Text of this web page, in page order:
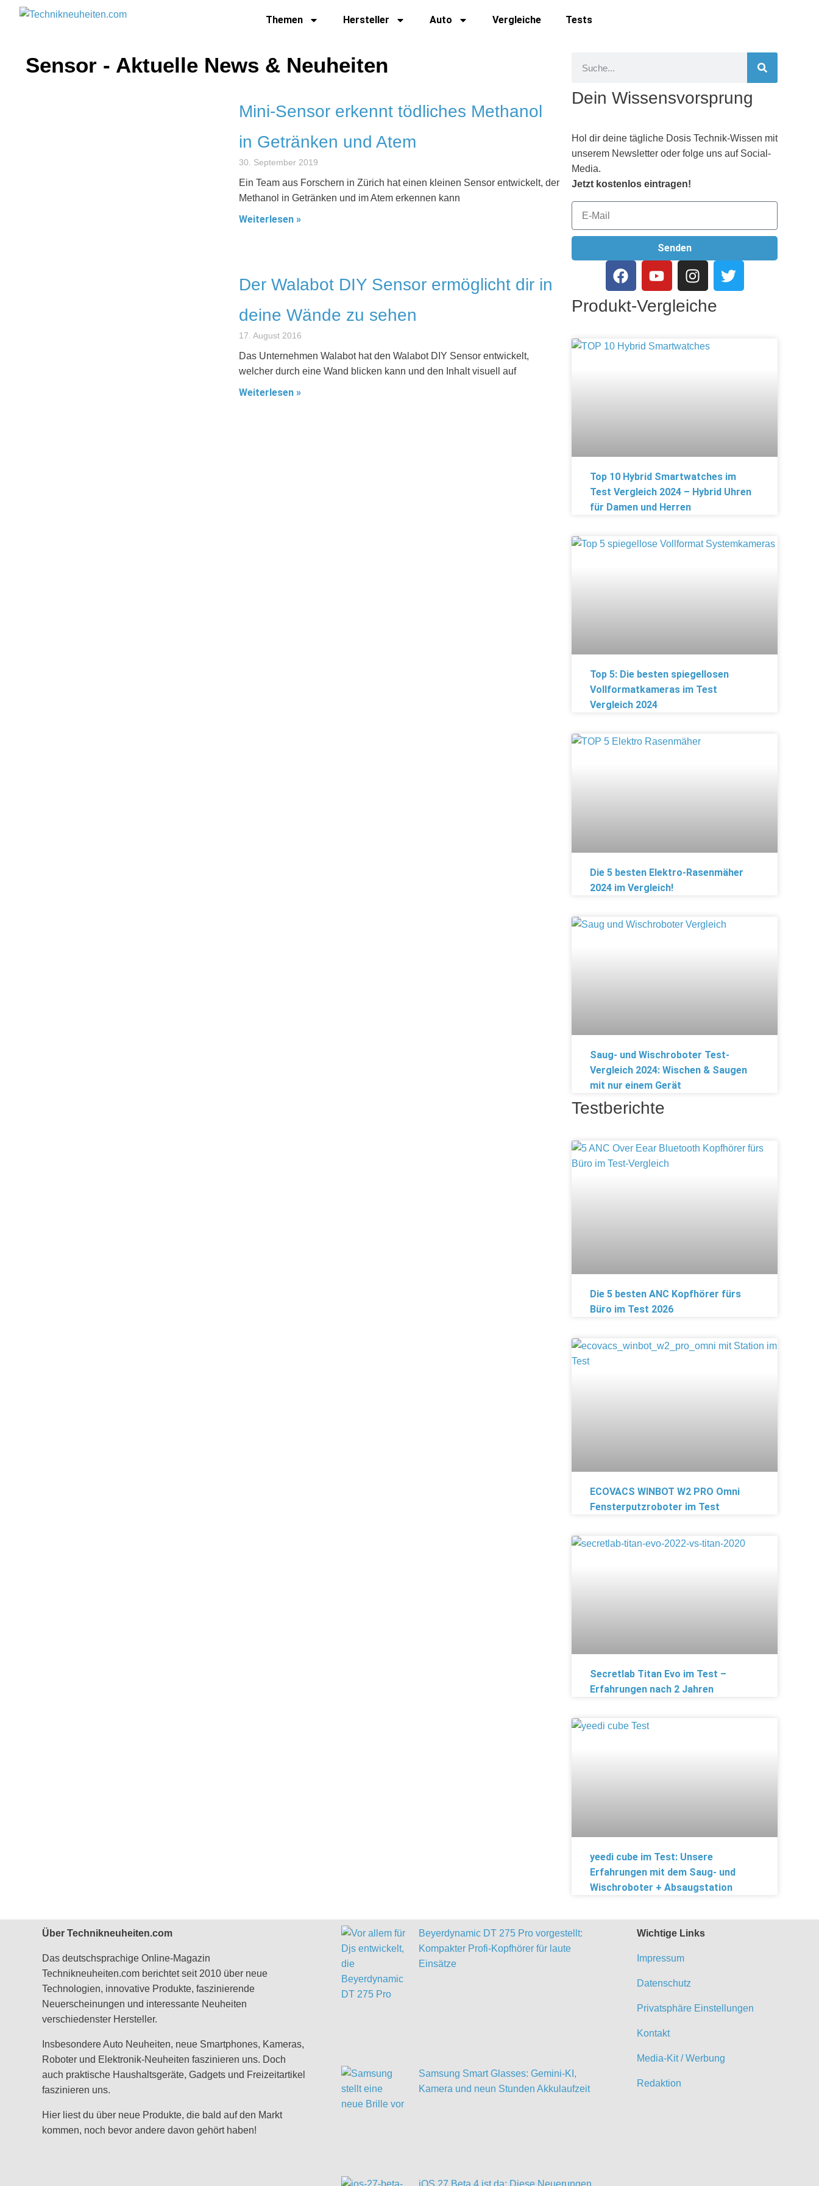
Themen Hersteller Auto Vergleiche Tests
Sensor - Aktuelle News & Neuheiten
Mini-Sensor erkennt tödliches Methanol
in Getränken und Atem
30. September 2019
Ein Team aus Forschern in Zürich hat einen kleinen Sensor entwickelt, der
Methanol in Getränken und im Atem erkennen kann
Weiterlesen »
Der Walabot DIY Sensor ermöglicht dir in
deine Wände zu sehen
17. August 2016
Das Unternehmen Walabot hat den Walabot DIY Sensor entwickelt,
welcher durch eine Wand blicken kann und den Inhalt visuell auf
Weiterlesen »
Dein Wissensvorsprung
Hol dir deine tägliche Dosis Technik-Wissen mit
unserem Newsletter oder folge uns auf Social-
Media.
Jetzt kostenlos eintragen!
Senden
Produkt-Vergleiche
Top 10 Hybrid Smartwatches im
Test Vergleich 2024 – Hybrid Uhren
für Damen und Herren
Top 5: Die besten spiegellosen
Vollformatkameras im Test
Vergleich 2024
Die 5 besten Elektro-Rasenmäher
2024 im Vergleich!
Saug- und Wischroboter Test-
Vergleich 2024: Wischen & Saugen
mit nur einem Gerät
Testberichte
Die 5 besten ANC Kopfhörer fürs
Büro im Test 2026
ECOVACS WINBOT W2 PRO Omni
Fensterputzroboter im Test
Secretlab Titan Evo im Test –
Erfahrungen nach 2 Jahren
yeedi cube im Test: Unsere
Erfahrungen mit dem Saug- und
Wischroboter + Absaugstation
Über Technikneuheiten.com
Das deutschsprachige Online-Magazin
Technikneuheiten.com berichtet seit 2010 über neue
Technologien, innovative Produkte, faszinierende
Neuerscheinungen und interessante Neuheiten
verschiedenster Hersteller.
Insbesondere Auto Neuheiten, neue Smartphones, Kameras,
Roboter und Elektronik-Neuheiten faszinieren uns. Doch
auch praktische Haushaltsgeräte, Gadgets und Freizeitartikel
faszinieren uns.
Hier liest du über neue Produkte, die bald auf den Markt
kommen, noch bevor andere davon gehört haben!
Beyerdynamic DT 275 Pro vorgestellt:
Kompakter Profi-Kopfhörer für laute
Einsätze
Samsung Smart Glasses: Gemini-KI,
Kamera und neun Stunden Akkulaufzeit
iOS 27 Beta 4 ist da: Diese Neuerungen
Wichtige Links
Impressum
Datenschutz
Privatsphäre Einstellungen
Kontakt
Media-Kit / Werbung
Redaktion